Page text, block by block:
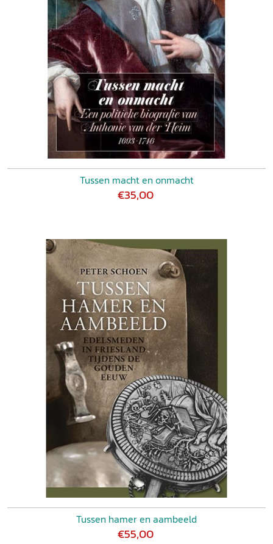
Tussen macht en onmacht
€35,00
Tussen hamer en aambeeld
€55,00